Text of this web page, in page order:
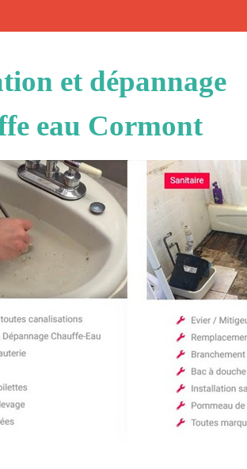
et dépannage
eau Cormont